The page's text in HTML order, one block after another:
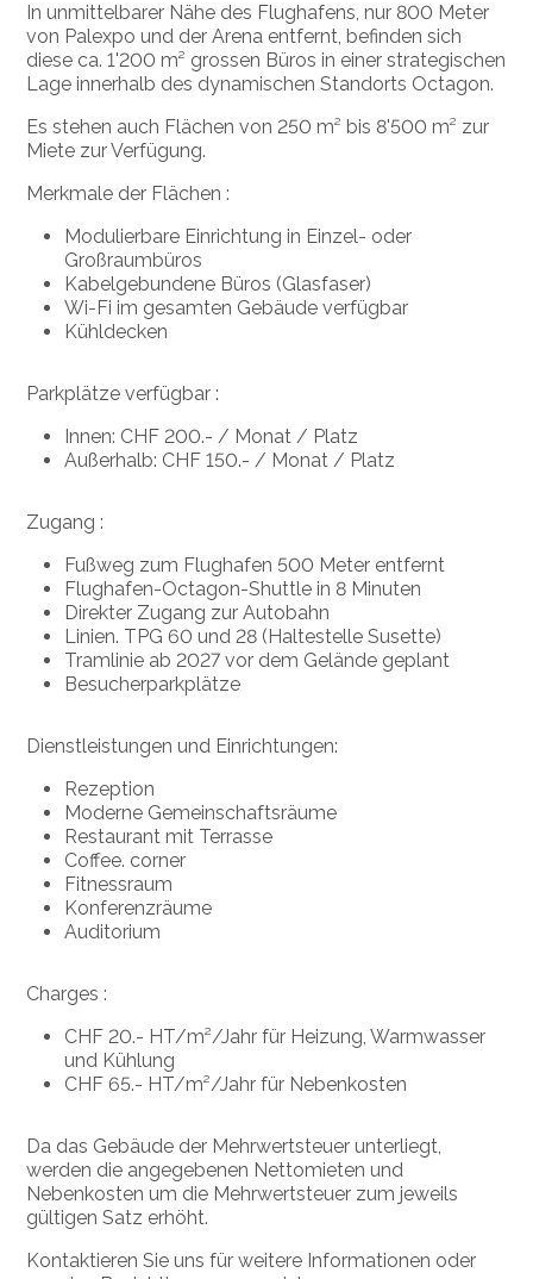
In unmittelbarer Nähe des Flughafens, nur 800 Meter
von Palexpo und der Arena entfernt, befinden sich
diese ca. 1'200 m² grossen Büros in einer strategischen
Lage innerhalb des dynamischen Standorts Octagon.
Es stehen auch Flächen von 250 m² bis 8'500 m² zur
Miete zur Verfügung.
Merkmale der Flächen :
Modulierbare Einrichtung in Einzel- oder
Großraumbüros
Kabelgebundene Büros (Glasfaser)
Wi-Fi im gesamten Gebäude verfügbar
Kühldecken
Parkplätze verfügbar :
Innen: CHF 200.- / Monat / Platz
Außerhalb: CHF 150.- / Monat / Platz
Zugang :
Fußweg zum Flughafen 500 Meter entfernt
Flughafen-Octagon-Shuttle in 8 Minuten
Direkter Zugang zur Autobahn
Linien. TPG 60 und 28 (Haltestelle Susette)
Tramlinie ab 2027 vor dem Gelände geplant
Besucherparkplätze
Dienstleistungen und Einrichtungen:
Rezeption
Moderne Gemeinschaftsräume
Restaurant mit Terrasse
Coffee. corner
Fitnessraum
Konferenzräume
Auditorium
Charges :
CHF 20.- HT/m²/Jahr für Heizung, Warmwasser
und Kühlung
CHF 65.- HT/m²/Jahr für Nebenkosten
Da das Gebäude der Mehrwertsteuer unterliegt,
werden die angegebenen Nettomieten und
Nebenkosten um die Mehrwertsteuer zum jeweils
gültigen Satz erhöht.
Kontaktieren Sie uns für weitere Informationen oder